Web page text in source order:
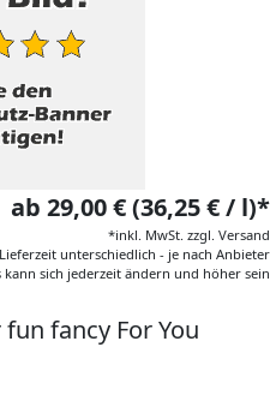
ab 29,00 € (36,25 € / l)*
*inkl. MwSt. zzgl. Versand
unterschiedlich - je nach Anbieter
kann sich jederzeit ändern und höher sein
fancy For You